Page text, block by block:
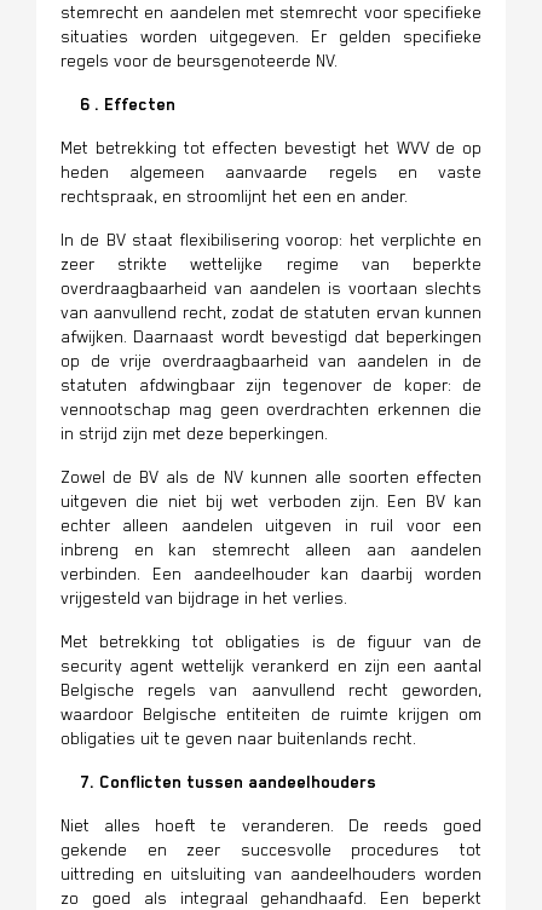
stemrecht en aandelen met stemrecht voor specifieke
situaties worden uitgegeven. Er gelden specifieke
regels voor de beursgenoteerde NV.
6 . Effecten
Met betrekking tot effecten bevestigt het WVV de op
heden algemeen aanvaarde regels en vaste
rechtspraak, en stroomlijnt het een en ander.
In de BV staat flexibilisering voorop: het verplichte en
zeer strikte wettelijke regime van beperkte
overdraagbaarheid van aandelen is voortaan slechts
van aanvullend recht, zodat de statuten ervan kunnen
afwijken. Daarnaast wordt bevestigd dat beperkingen
op de vrije overdraagbaarheid van aandelen in de
statuten afdwingbaar zijn tegenover de koper: de
vennootschap mag geen overdrachten erkennen die
in strijd zijn met deze beperkingen.
Zowel de BV als de NV kunnen alle soorten effecten
uitgeven die niet bij wet verboden zijn. Een BV kan
echter alleen aandelen uitgeven in ruil voor een
inbreng en kan stemrecht alleen aan aandelen
verbinden. Een aandeelhouder kan daarbij worden
vrijgesteld van bijdrage in het verlies.
Met betrekking tot obligaties is de figuur van de
security agent wettelijk verankerd en zijn een aantal
Belgische regels van aanvullend recht geworden,
waardoor Belgische entiteiten de ruimte krijgen om
obligaties uit te geven naar buitenlands recht.
7. Conflicten tussen aandeelhouders
Niet alles hoeft te veranderen. De reeds goed
gekende en zeer succesvolle procedures tot
uittreding en uitsluiting van aandeelhouders worden
zo goed als integraal gehandhaafd. Een beperkt